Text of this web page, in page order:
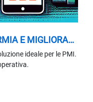
E MIGLIORA
ideale per le PMI.